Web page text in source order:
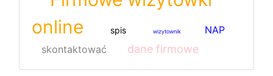
online
spis wizytownik
NAP
skontaktować
dane firmowe